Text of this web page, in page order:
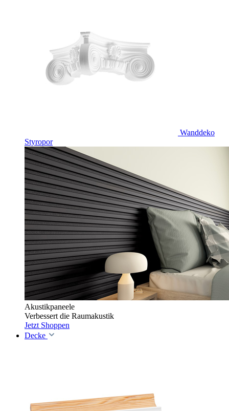
Wanddeko
Styropor
Akustikpaneele
Verbessert die Raumakustik
Jetzt Shoppen
Decke